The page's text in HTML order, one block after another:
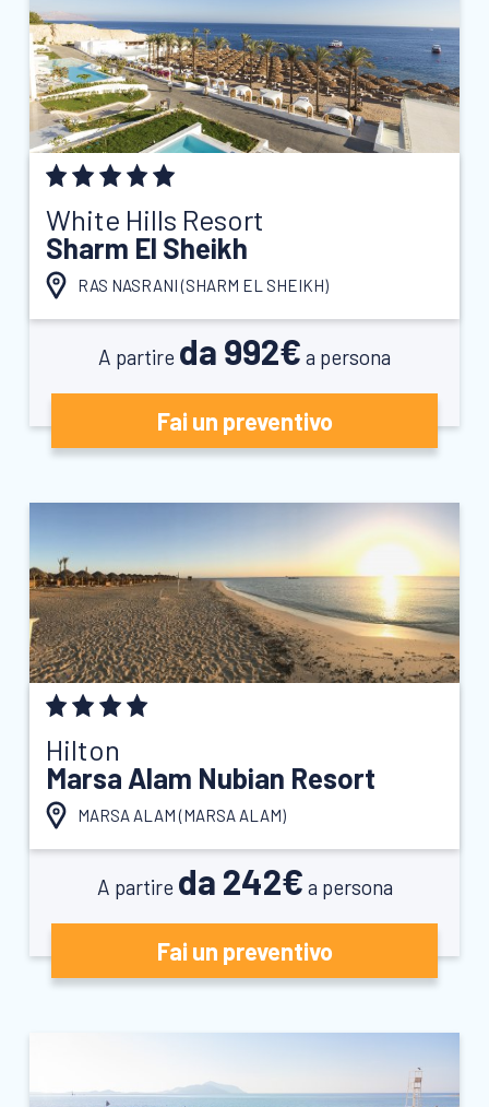
White Hills Resort
Sharm El Sheikh
RAS NASRANI (SHARM EL SHEIKH)
A partire da 992€ a persona
Fai un preventivo
Hilton
Marsa Alam Nubian Resort
MARSA ALAM (MARSA ALAM)
A partire da 242€ a persona
Fai un preventivo